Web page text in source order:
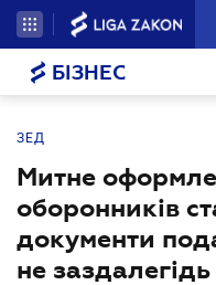
БІЗНЕС
ЗЕД
Митне
оборонників
документи
не заздалегідь